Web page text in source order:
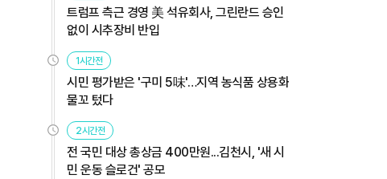
트럼프 측근 경영 美 석유회사, 그린란드 승인
없이 시추장비 반입
1시간전
시민 평가받은 '구미 5味'…지역 농식품 상용화
물꼬 텄다
2시간전
전 국민 대상 총상금 400만원...김천시, '새 시
민 운동 슬로건' 공모